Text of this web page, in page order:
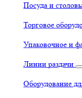
Посуда и
Торговое
Упаковочное и
Линии раздачи
Оборудование